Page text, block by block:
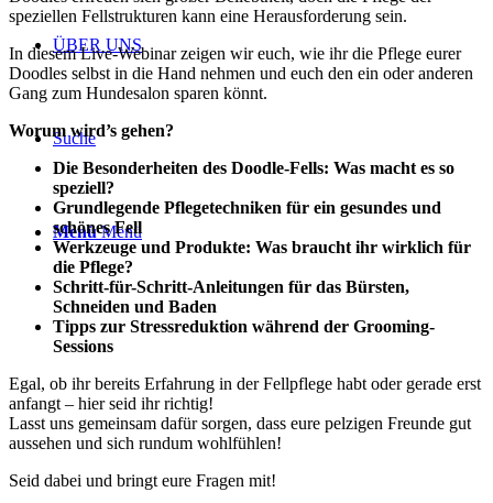
ÜBER UNS
Suche
Menü Menü
speziellen Fellstrukturen kann eine Herausforderung sein.
In diesem Live-Webinar zeigen wir euch, wie ihr die Pflege eurer
Doodles selbst in die Hand nehmen und euch den ein oder anderen
Gang zum Hundesalon sparen könnt.
Worum wird’s gehen?
Die Besonderheiten des Doodle-Fells: Was macht es so
speziell?
Grundlegende Pflegetechniken für ein gesundes und
schönes Fell
Werkzeuge und Produkte: Was braucht ihr wirklich für
die Pflege?
Schritt-für-Schritt-Anleitungen für das Bürsten,
Schneiden und Baden
Tipps zur Stressreduktion während der Grooming-
Sessions
Egal, ob ihr bereits Erfahrung in der Fellpflege habt oder gerade erst
anfangt – hier seid ihr richtig!
Lasst uns gemeinsam dafür sorgen, dass eure pelzigen Freunde gut
aussehen und sich rundum wohlfühlen!
Seid dabei und bringt eure Fragen mit!